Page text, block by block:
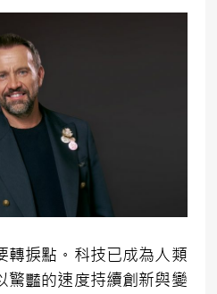
轉捩點。科技已成為人類
驚豔的速度持續創新與變